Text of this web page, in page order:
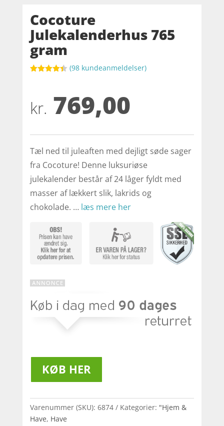
Cocoture
Julekalenderhus 765
gram
baseret
på
kundebedø
(98 kundeanmeldelser)
kr. 769,00
Tæl ned til juleaften med dejligt søde sager
fra Cocoture! Denne luksuriøse
julekalender består af 24 låger fyldt med
masser af lækkert slik, lakrids og
chokolade. … læs mere her
KØB HER
Varenummer (SKU): 6874 Kategorier: "Hjem &
Have, Have